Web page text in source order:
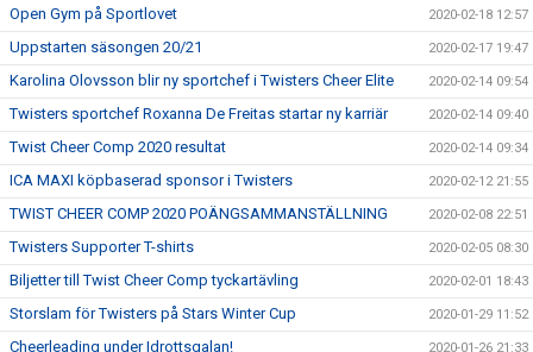
Open Gym på Sportlovet 2020-02-18 12:57
Uppstarten säsongen 20/21 2020-02-17 19:47
Karolina Olovsson blir ny sportchef i Twisters Cheer Elite 2020-02-14 09:54
Twisters sportchef Roxanna De Freitas startar ny karriär 2020-02-14 09:40
Twist Cheer Comp 2020 resultat 2020-02-14 09:34
ICA MAXI köpbaserad sponsor i Twisters 2020-02-12 21:55
TWIST CHEER COMP 2020 POÄNGSAMMANSTÄLLNING 2020-02-08 22:51
Twisters Supporter T-shirts 2020-02-05 08:30
Biljetter till Twist Cheer Comp tyckartävling 2020-02-01 18:43
Storslam för Twisters på Stars Winter Cup 2020-01-29 11:52
Cheerleading under Idrottsgalan! 2020-01-26 21:33